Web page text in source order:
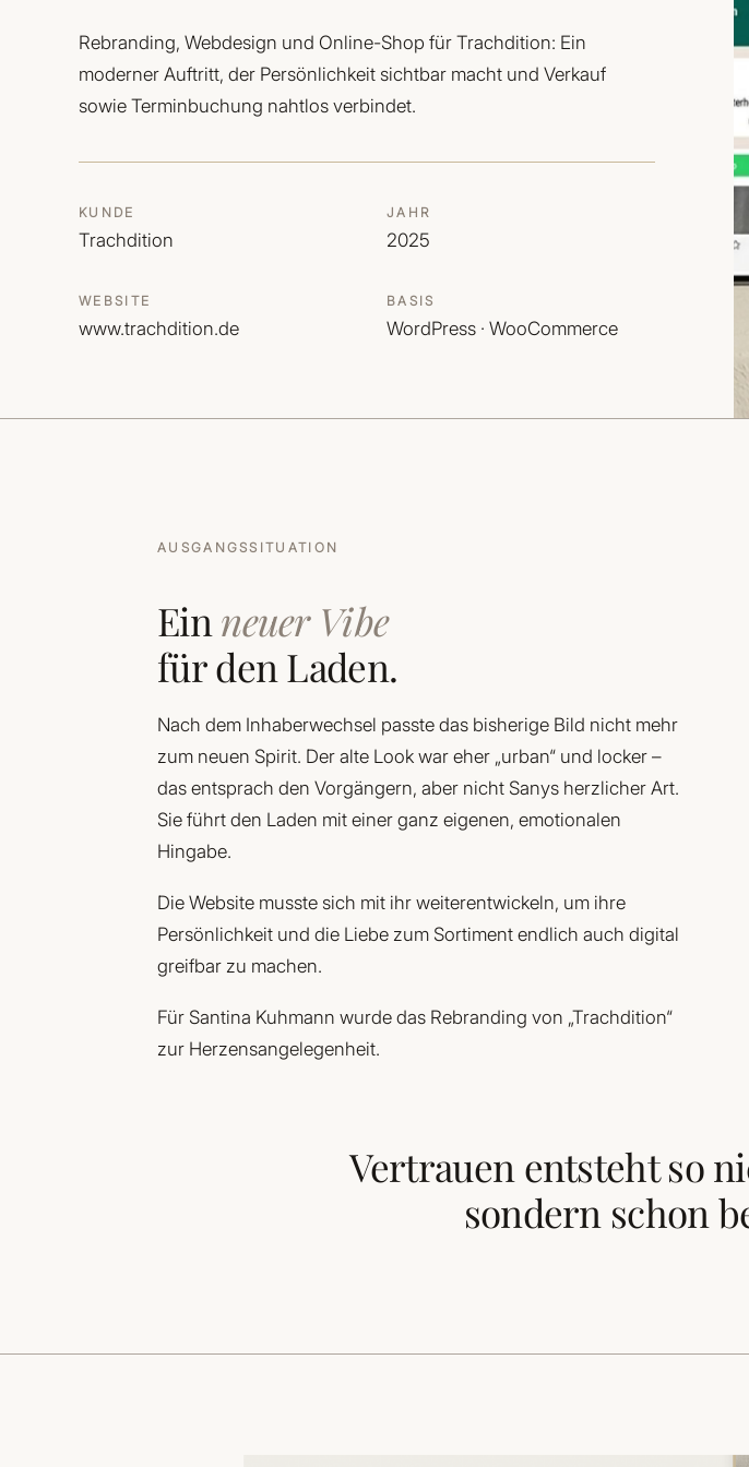
Rebranding, Webdesign und Online-Shop für Trachdition: Ein
moderner Auftritt, der Persönlichkeit sichtbar macht und Verkauf
sowie Terminbuchung nahtlos verbindet.
KUNDE
Trachdition
JAHR
2025
WEBSITE
www.trachdition.de
BASIS
WordPress · WooCommerce
AUSGANGSSITUATION
Ein neuer Vibe
für den Laden.
Nach dem Inhaberwechsel passte das bisherige Bild nicht mehr
zum neuen Spirit. Der alte Look war eher „urban“ und locker –
das entsprach den Vorgängern, aber nicht Sanys herzlicher Art.
Sie führt den Laden mit einer ganz eigenen, emotionalen
Hingabe.
Die Website musste sich mit ihr weiterentwickeln, um ihre
Persönlichkeit und die Liebe zum Sortiment endlich auch digital
greifbar zu machen.
Für Santina Kuhmann wurde das Rebranding von „Trachdition“
zur Herzensangelegenheit.
Vertrauen entsteht so
sondern schon